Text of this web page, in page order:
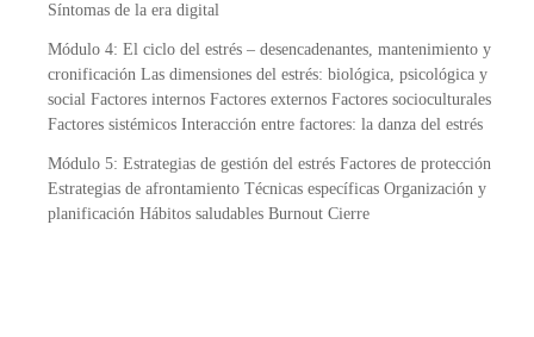
Síntomas de la era digital
Módulo 4: El ciclo del estrés – desencadenantes, mantenimiento y
cronificación Las dimensiones del estrés: biológica, psicológica y
social Factores internos Factores externos Factores socioculturales
Factores sistémicos Interacción entre factores: la danza del estrés
Módulo 5: Estrategias de gestión del estrés Factores de protección
Estrategias de afrontamiento Técnicas específicas Organización y
planificación Hábitos saludables Burnout Cierre